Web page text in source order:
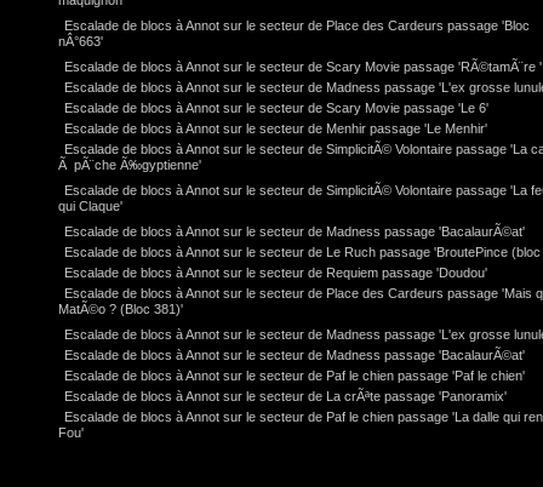
Escalade de blocs à Annot sur le secteur de Place des Cardeurs passage 'Bloc
nÂ°663'
Escalade de blocs à Annot sur le secteur de Scary Movie passage 'RÃ©tamÃ¨re '
Escalade de blocs à Annot sur le secteur de Madness passage 'L'ex grosse
Escalade de blocs à Annot sur le secteur de Scary Movie passage 'Le 6'
Escalade de blocs à Annot sur le secteur de Menhir passage 'Le Menhir'
Escalade de blocs à Annot sur le secteur de SimplicitÃ© Volontaire passage 'La
Ã pÃ¨che Ã‰gyptienne'
Escalade de blocs à Annot sur le secteur de SimplicitÃ© Volontaire passage 'La
qui Claque'
Escalade de blocs à Annot sur le secteur de Madness passage 'BacalaurÃ©at'
Escalade de blocs à Annot sur le secteur de Le Ruch passage 'BroutePince (bloc
Escalade de blocs à Annot sur le secteur de Requiem passage 'Doudou'
Escalade de blocs à Annot sur le secteur de Place des Cardeurs passage 'Mais
MatÃ©o ? (Bloc 381)'
Escalade de blocs à Annot sur le secteur de Madness passage 'L'ex grosse
Escalade de blocs à Annot sur le secteur de Madness passage 'BacalaurÃ©at'
Escalade de blocs à Annot sur le secteur de Paf le chien passage 'Paf le chien'
Escalade de blocs à Annot sur le secteur de La crÃªte passage 'Panoramix'
Escalade de blocs à Annot sur le secteur de Paf le chien passage 'La dalle qui
Fou'